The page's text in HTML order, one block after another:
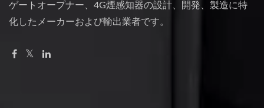
ゲートオープナー、4G煙感知器の設計、開発、製造に特
化したメーカーおよび輸出業者です。